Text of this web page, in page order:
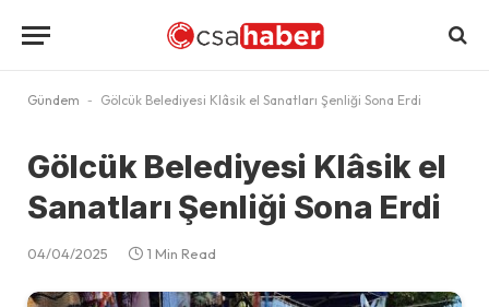
Gündem - Gölcük Belediyesi Klâsik el Sanatları Şenliği Sona Erdi
Gölcük Belediyesi Klâsik el
Sanatları Şenliği Sona Erdi
04/04/2025 1 Min Read